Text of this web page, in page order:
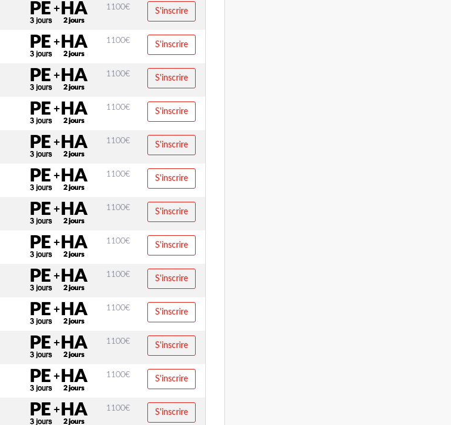
1100€ S'inscrire
1100€ S'inscrire
1100€ S'inscrire
1100€ S'inscrire
1100€ S'inscrire
1100€ S'inscrire
1100€ S'inscrire
1100€ S'inscrire
1100€ S'inscrire
1100€ S'inscrire
1100€ S'inscrire
1100€ S'inscrire
1100€ S'inscrire